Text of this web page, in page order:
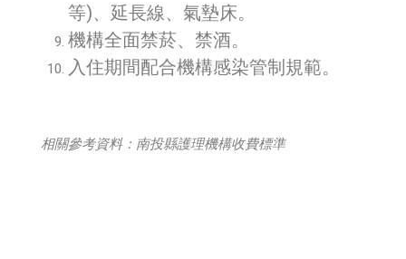
等)、延長線、氣墊床。
機構全面禁菸、禁酒。
入住期間配合機構感染管制規範。
相關參考資料：南投縣護理機構收費標準